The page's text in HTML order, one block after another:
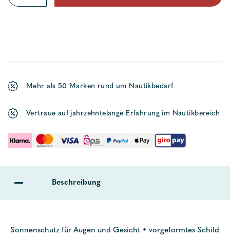
Menge
Mehr als 50 Marken rund um Nautikbedarf
Vertraue auf jahrzehntelange Erfahrung im Nautikbereich
Beschreibung
Sonnenschutz für Augen und Gesicht • vorgeformtes Schild